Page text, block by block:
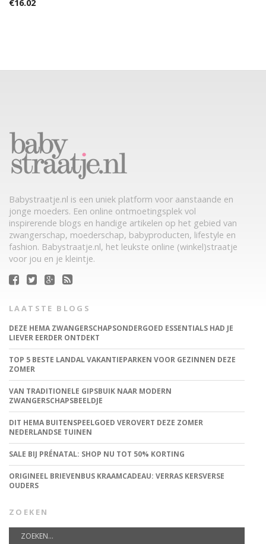
€16.02
Babystraatje.nl is een uniek platform voor aanstaande en
jonge moeders. Een online ontmoetingsplek vol
inspirerende blogs en handige artikelen op het gebied van
zwangerschap, moederschap, babyproducten, lifestyle en
fashion. Babystraatje.nl, het leukste online (winkel)straatje
voor jou en je kleintje.
LAATSTE BLOGS
DEZE HEMA ZWANGERSCHAPSONDERGOED ESSENTIALS HAD JE
LIEVER EERDER ONTDEKT
TOP 5 BESTE LANDAL VAKANTIEPARKEN VOOR GEZINNEN DEZE
ZOMER
VAN TRADITIONELE GIPSBUIK NAAR MODERN
ZWANGERSCHAPSBEELDJE
DIT HEMA BUITENSPEELGOED VEROVERT DEZE ZOMER
NEDERLANDSE TUINEN
SALE BIJ PRÉNATAL: SHOP NU TOT 50% KORTING
ORIGINEEL BRIEVENBUS KRAAMCADEAU: VERRAS KERSVERSE
OUDERS
ZOEKEN